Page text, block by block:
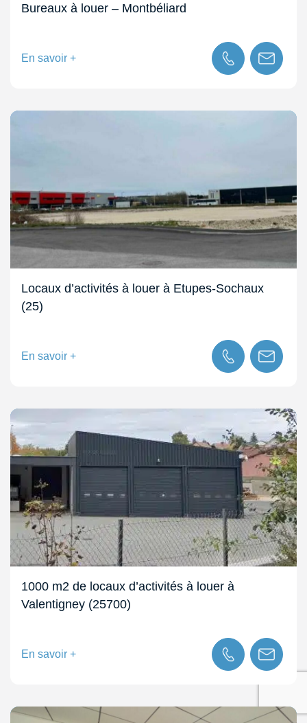
Bureaux à louer – Montbéliard
En savoir +
Locaux d’activités à louer à Etupes-Sochaux
(25)
En savoir +
1000 m2 de locaux d’activités à louer à
Valentigney (25700)
En savoir +